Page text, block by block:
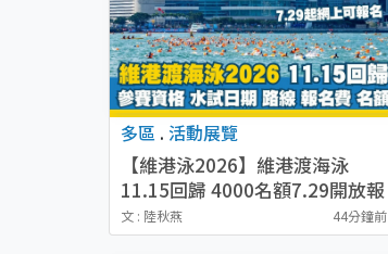
多區 . 活動展覽
【維港泳2026】維港渡海泳
11.15回歸 4000名額7.29開放報
名！參賽資格/水試日期/路線/報
名費
文 : 陸秋燕 44分鐘前